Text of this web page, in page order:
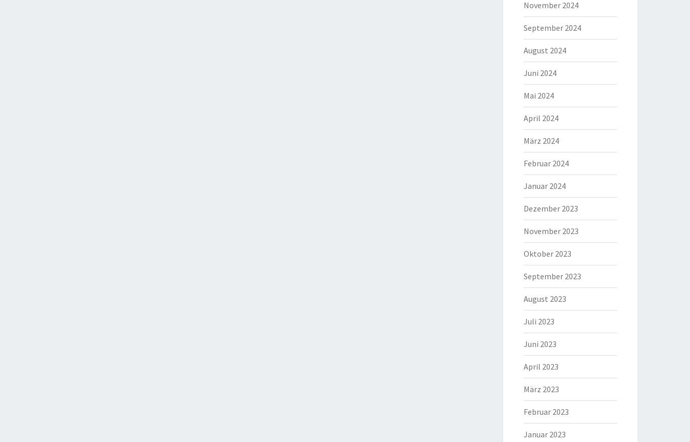
November 2024
September 2024
August 2024
Juni 2024
Mai 2024
April 2024
März 2024
Februar 2024
Januar 2024
Dezember 2023
November 2023
Oktober 2023
September 2023
August 2023
Juli 2023
Juni 2023
April 2023
März 2023
Februar 2023
Januar 2023